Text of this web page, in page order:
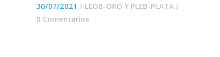
30/07/2021 / LEOB-ORO Y PLEB-PLATA /
0 Comentarios